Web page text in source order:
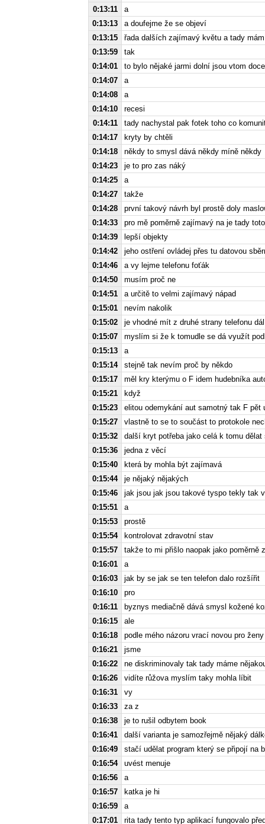
0:13:11
a
0:13:13
a doufejme že se objeví
0:13:15
řada dalších zajímavý květu a tady
0:13:59
tak
0:14:01
to bylo nějaké jarmi dolní jsou vtom
0:14:07
a
0:14:08
a
0:14:10
recesi
0:14:11
tady nachystal pak fotek toho co
0:14:17
kryty by chtěli
0:14:18
někdy to smysl dává někdy míně někdy
0:14:23
je to pro zas náký
0:14:25
a
0:14:27
takže
0:14:28
první takový návrh byl prostě doly
0:14:33
pro mě poměrně zajímavý na je tady
0:14:39
lepší objekty
0:14:42
jeho ostření ovládej přes tu datovou
0:14:46
a vy lejme telefonu foťák
0:14:50
musím proč ne
0:14:51
a určitě to velmi zajímavý nápad
0:15:01
nevím nakolik
0:15:02
je vhodné mít z druhé strany telefonu
0:15:07
myslím si že k tomudle se dá využít
0:15:13
a
0:15:14
stejně tak nevím proč by někdo
0:15:17
měl kry kterýmu o F idem hudebníka
0:15:21
když
0:15:23
elitou odemykání aut samotný tak F pět
0:15:27
vlastně to se to součást to protokole
0:15:32
další kryt potřeba jako celá k tomu dělat
0:15:36
jedna z věcí
0:15:40
která by mohla být zajímavá
0:15:44
je nějaký nějakých
0:15:46
jak jsou jak jsou takové tyspo tekly tak
0:15:51
a
0:15:53
prostě
0:15:54
kontrolovat zdravotní stav
0:15:57
takže to mi přišlo naopak jako poměrně
0:16:01
a
0:16:03
jak by se jak se ten telefon dalo rozšířit
0:16:10
pro
0:16:11
byznys mediačně dává smysl kožené
0:16:15
ale
0:16:18
podle mého názoru vrací novou pro
0:16:21
jsme
0:16:22
ne diskriminovaly tak tady máme
0:16:26
vidíte růžova myslím taky mohla líbit
0:16:31
vy
0:16:33
za z
0:16:38
je to rušil odbytem book
0:16:41
další varianta je samozřejmě nějaký
0:16:49
stačí udělat program který se připojí na
0:16:54
uvést menuje
0:16:56
a
0:16:57
katka je hi
0:16:59
a
0:17:01
rita tady tento typ aplikací fungovalo